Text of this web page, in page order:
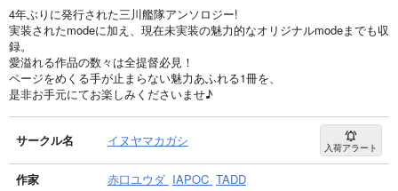
4年ぶりに発行された三川艦隊アンソロジー!
実装されたmodeに加え、現在未実装の魅力的なオリジナルmodeまでも収
録。
愛溢れる作品の数々は全提督必見！
ページをめくる手が止まらない魅力あふれる1冊を、
是非お手元にてお楽しみくださいませ♪
サークル名 イヌヤマカガシ 入荷アラート
作家 赤口ユウダ IAPOC TADD